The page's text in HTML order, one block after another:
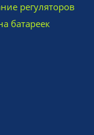
регуляторов
батареек